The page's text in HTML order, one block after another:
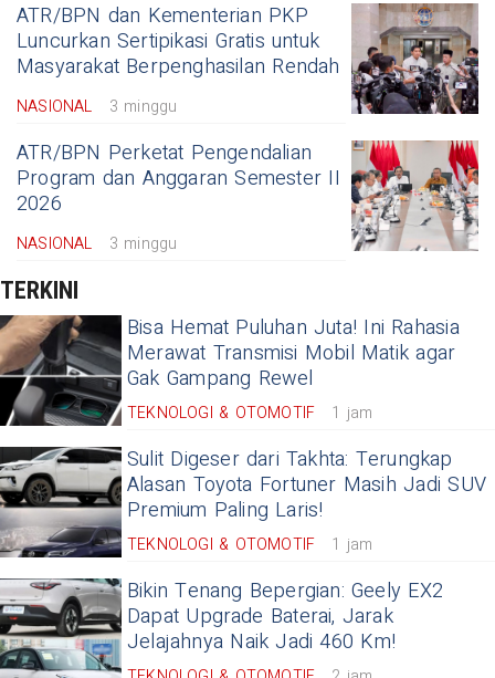
ATR/BPN dan Kementerian PKP
Luncurkan Sertipikasi Gratis untuk
Masyarakat Berpenghasilan Rendah
NASIONAL 3 minggu
ATR/BPN Perketat Pengendalian
Program dan Anggaran Semester II
2026
NASIONAL 3 minggu
TERKINI
Bisa Hemat Puluhan Juta! Ini Rahasia
Merawat Transmisi Mobil Matik agar
Gak Gampang Rewel
TEKNOLOGI & OTOMOTIF 1 jam
Sulit Digeser dari Takhta: Terungkap
Alasan Toyota Fortuner Masih Jadi SUV
Premium Paling Laris!
TEKNOLOGI & OTOMOTIF 1 jam
Bikin Tenang Bepergian: Geely EX2
Dapat Upgrade Baterai, Jarak
Jelajahnya Naik Jadi 460 Km!